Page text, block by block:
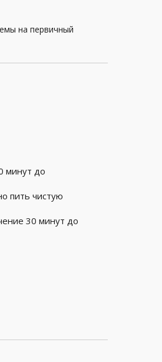
на первичный
минут до
пить чистую
30 минут до